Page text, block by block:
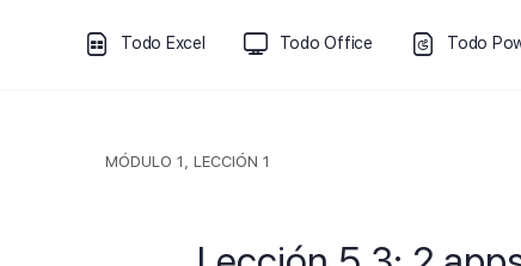
Todo Excel Todo Office Todo
MÓDULO 1, LECCIÓN 1